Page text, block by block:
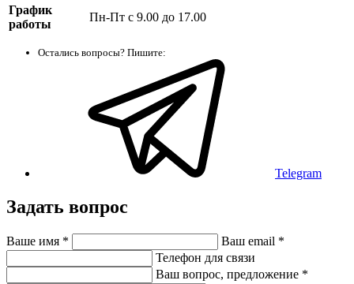
График
работы
Пн-Пт с 9.00 до 17.00
Остались вопросы? Пишите:
Telegram
Задать вопрос
Ваше имя * Ваш email *
Телефон для связи
Ваш вопрос, предложение *